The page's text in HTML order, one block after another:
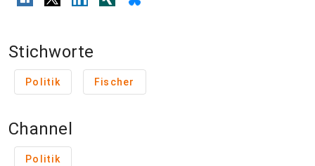
Stichworte
Politik Fischer
Channel
Politik